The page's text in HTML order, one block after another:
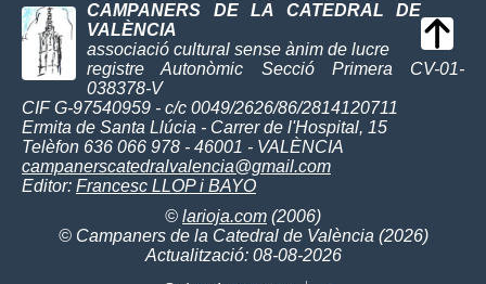
CAMPANERS DE LA CATEDRAL DE
VALÈNCIA
associació cultural sense ànim de lucre
registre Autonòmic Secció Primera CV-01-
038378-V
CIF G-97540959 - c/c 0049/2626/86/2814120711
Ermita de Santa Llúcia - Carrer de l'Hospital, 15
Telèfon 636 066 978 - 46001 - VALÈNCIA
campanerscatedralvalencia@gmail.com
Editor: Francesc LLOP i BAYO
© larioja.com (2006)
© Campaners de la Catedral de València (2026)
Actualització: 08-08-2026